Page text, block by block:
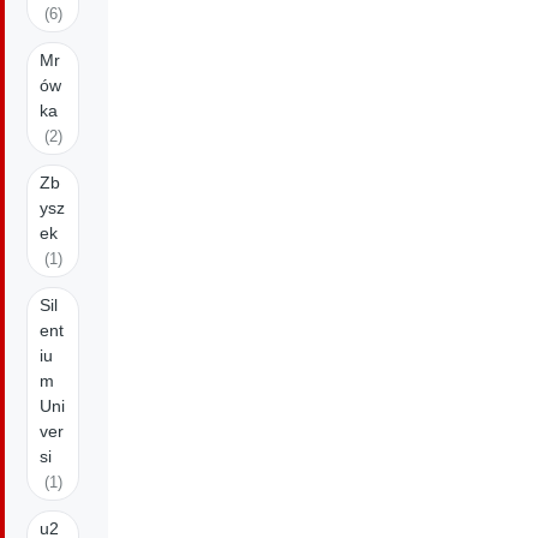
(6)
Mr
ów
ka
(2)
Zb
ysz
ek
(1)
Sil
ent
iu
m
Uni
ver
si
(1)
u2